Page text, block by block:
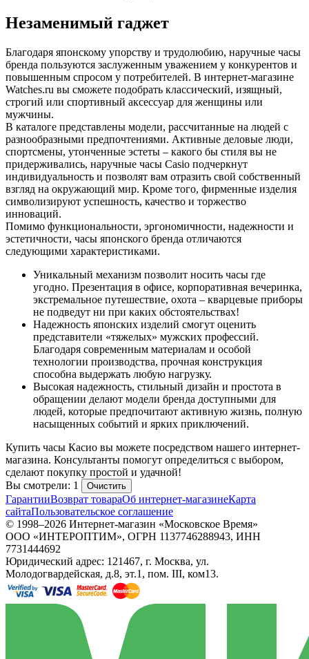
Незаменимый гаджет
Благодаря японскому упорству и трудолюбию, наручные часы
бренда пользуются заслуженным уважением у конкурентов и
повышенным спросом у потребителей. В интернет-магазине
Watches.ru вы сможете подобрать классический, изящный,
строгий или спортивный аксессуар для женщины или
мужчины.
В каталоге представлены модели, рассчитанные на людей с
разнообразными предпочтениями. Активные деловые люди,
спортсмены, утонченные эстеты – какого бы стиля вы не
придерживались, наручные часы Casio подчеркнут
индивидуальность и позволят вам отразить свой собственный
взгляд на окружающий мир. Кроме того, фирменные изделия
символизируют успешность, качество и торжество
инноваций.
Помимо функциональности, эргономичности, надежности и
эстетичности, часы японского бренда отличаются
следующими характеристиками.
Уникальный механизм позволит носить часы где
угодно. Презентация в офисе, корпоративная вечеринка,
экстремальное путешествие, охота – кварцевые приборы
не подведут ни при каких обстоятельствах!
Надежность японских изделий смогут оценить
представители «тяжелых» мужских профессий.
Благодаря современным материалам и особой
технологии производства, прочная конструкция
способна выдержать любую нагрузку.
Высокая надежность, стильный дизайн и простота в
обращении делают модели бренда доступными для
людей, которые предпочитают активную жизнь, полную
насыщенных событий и ярких приключений.
Купить часы Касио вы можете посредством нашего интернет-
магазина. Консультанты помогут определиться с выбором,
сделают покупку простой и удачной!
Вы смотрели: 1
Очистить
ГарантииВозврат товараОб интернет-магазинеКарта
сайтаПользовательское соглашение
© 1998–2026 Интернет-магазин «Московское Время»
ООО «ИНТЕРОПТИМ», ОГРН 1137746288943, ИНН
7731444692
Юридический адрес: 121467, г. Москва, ул.
Молодогвардейская, д.8, эт.1, пом. III, ком13.